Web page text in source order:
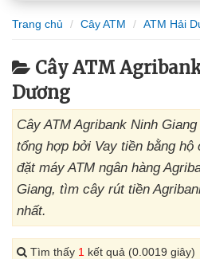
Trang chủ Cây ATM ATM Hải
Cây ATM
Dương
Cây ATM Agribank Ninh
tổng hợp bởi Vay tiền bằng hộ
đặt máy ATM ngân hàng
Giang, tìm cây rút tiền
nhất.
Tìm thấy 1 kết quả (0.0019 giây)